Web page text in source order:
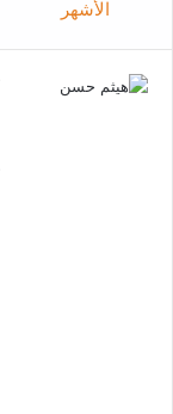
م
الأشهر